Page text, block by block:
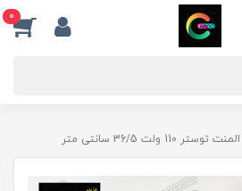
0
المنت توستر 110 ولت 36/5 سانتی متر